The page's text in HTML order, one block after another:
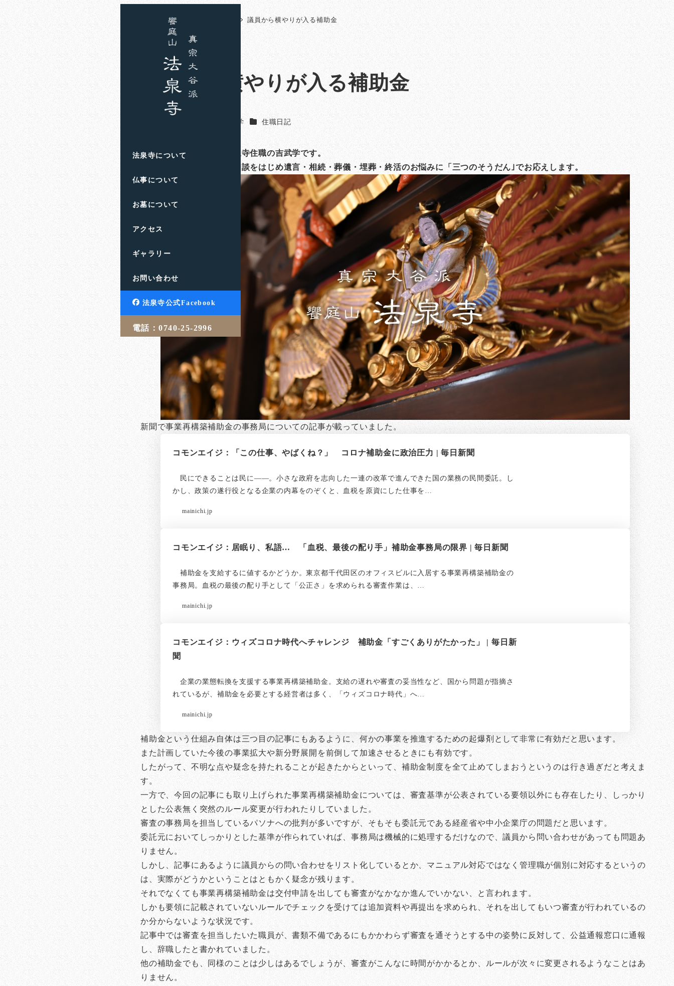
法泉寺について
仏事について
お墓について
アクセス
ギャラリー
お問い合わせ
法泉寺公式Facebook
電話：0740-25-2996
お知らせ 議員から横やりが入る補助金
議員から横やりが入る補助金
吉武 学 カテゴリー
住職日記
滋賀県高島市の饗庭山法泉寺住職の吉武学です。
人生のお悩みや終活のご相談をはじめ遺言・相続・葬儀・埋葬・終活のお悩みに「三つのそうだん｣でお応えします。
新聞で事業再構築補助金の事務局についての記事が載っていました。
コモンエイジ：「この仕事、やばくね？」 コロナ補助金に政治圧力 | 毎日新聞
民にできることは民に――。小さな政府を志向した一連の改革で進んできた国の業務の民間委託。し
かし、政策の遂行役となる企業の内幕をのぞくと、血税を原資にした仕事を…
mainichi.jp
コモンエイジ：居眠り、私語… 「血税、最後の配り手」補助金事務局の限界 | 毎日新聞
補助金を支給するに値するかどうか。東京都千代田区のオフィスビルに入居する事業再構築補助金の
事務局。血税の最後の配り手として「公正さ」を求められる審査作業は、…
mainichi.jp
コモンエイジ：ウィズコロナ時代へチャレンジ 補助金「すごくありがたかった」 | 毎日新
聞
企業の業態転換を支援する事業再構築補助金。支給の遅れや審査の妥当性など、国から問題が指摘さ
れているが、補助金を必要とする経営者は多く、「ウィズコロナ時代」へ…
mainichi.jp
補助金という仕組み自体は三つ目の記事にもあるように、何かの事業を推進するための起爆剤として非常に有効だと思います。
また計画していた今後の事業拡大や新分野展開を前倒して加速させるときにも有効です。
したがって、不明な点や疑念を持たれることが起きたからといって、補助金制度を全て止めてしまおうというのは行き過ぎだと考えま
す。
一方で、今回の記事にも取り上げられた事業再構築補助金については、審査基準が公表されている要領以外にも存在したり、しっかり
とした公表無く突然のルール変更が行われたりしていました。
審査の事務局を担当しているパソナへの批判が多いですが、そもそも委託元である経産省や中小企業庁の問題だと思います。
委託元においてしっかりとした基準が作られていれば、事務局は機械的に処理するだけなので、議員から問い合わせがあっても問題あ
りません。
しかし、記事にあるように議員からの問い合わせをリスト化しているとか、マニュアル対応ではなく管理職が個別に対応するというの
は、実際がどうかということはともかく疑念が残ります。
それでなくても事業再構築補助金は交付申請を出しても審査がなかなか進んでいかない、と言われます。
しかも要領に記載されていないルールでチェックを受けては追加資料や再提出を求められ、それを出してもいつ審査が行われているの
か分からないような状況です。
記事中では審査を担当したいた職員が、書類不備であるにもかかわらず審査を通そうとする中の姿勢に反対して、公益通報窓口に通報
し、辞職したと書かれていました。
他の補助金でも、同様のことは少しはあるでしょうが、審査がこんなに時間がかかるとか、ルールが次々に変更されるようなことはあ
りません。